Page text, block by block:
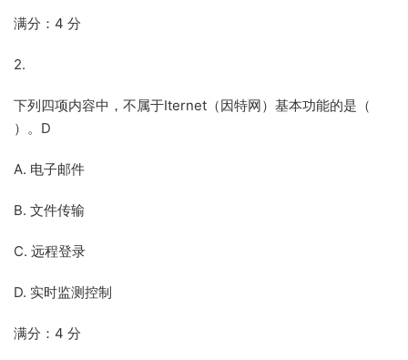
满分：4 分
2.
下列四项内容中，不属于Iternet（因特网）基本功能的是（
）。D
A. 电子邮件
B. 文件传输
C. 远程登录
D. 实时监测控制
满分：4 分